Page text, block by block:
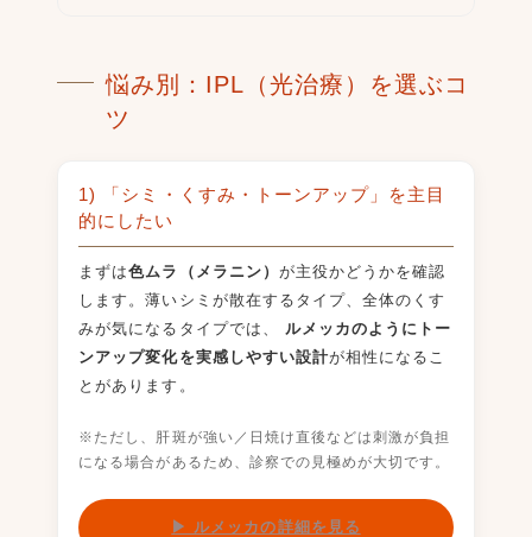
悩み別：IPL（光治療）を選ぶコ
ツ
1) 「シミ・くすみ・トーンアップ」を主目
的にしたい
まずは色ムラ（メラニン） が主役かどうかを確認
します。薄いシミが散在するタイプ、全体のくす
みが気になるタイプでは、 ルメッカのようにトー
ンアップ変化を実感しやすい設計が相性になるこ
とがあります。
※ただし、肝斑が強い／日焼け直後などは刺激が負担
になる場合があるため、診察での見極めが大切です。
▶ ルメッカの詳細を見る